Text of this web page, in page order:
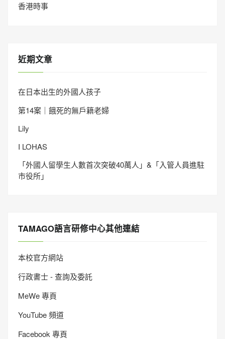
香港時事
近期文章
在日本出生的外國人孩子
第14案｜餓死的無戶籍老婦
Lily
I LOHAS
「外國人留學生人數首次突破40萬人」&「入管人員進駐
市役所」
TAMAGO語言研修中心其他連結
本校官方網站
行政書士 - 查詢及委託
MeWe 專頁
YouTube 頻道
Facebook 專頁